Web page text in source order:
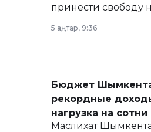
принести свободу
5 қаңтар, 9:36
Бюджет
рекордные
нагрузка на
Маслихат